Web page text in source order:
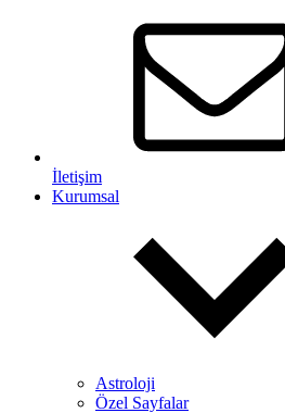
İletişim
Kurumsal
Astroloji
Özel Sayfalar